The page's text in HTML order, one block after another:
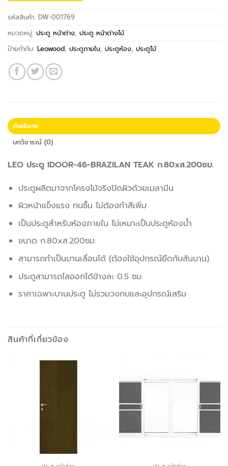
รหัสสินค้า: DW-001769
หมวดหมู่: ประตู หน้าต่าง, ประตู หน้าต่างไม้
ป้ายกำกับ: Leowood, ประตูภายใน, ประตูห้อง, ประตูไม้
คำอธิบาย
บทวิจารณ์ (0)
LEO ประตู IDOOR-46-BRAZILAN TEAK ก.80xส.200ซม.
ประตูผลิตมาจากโครงไม้จริงปิดผิวด้วยเมลามีน
ผิวหน้าแข็งแรง ทนชื้น ไม่ต้องทำสีเพิ่ม
เป็นประตูสำหรับห้องภายใน ไม่เหมาะเป็นประตูห้องน้ำ
ขนาด ก.80xส.200ซม.
สามารถทำเป็นบานเลื่อนได้ (ต้องใช้อุปกรณ์ยึดกับสันบาน)
ประตูสามารถไสออกได้ข้างละ 0.5 ซม.
ราคาเฉพาะบานประตู ไม่รวมวงกบและอุปกรณ์เสริม
สินค้าที่เกี่ยวข้อง